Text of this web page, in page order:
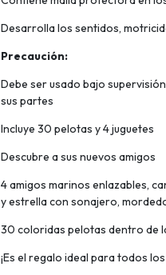
Desarrolla los sentidos,
Precaución:
Debe ser usado bajo
sus partes
Incluye 30 pelotas y 4 juguetes
Descubre a sus nuevos amigos
4 amigos marinos enlazables,
y estrella con sonajero,
30 coloridas pelotas dentro de
¡Es el regalo ideal para todos